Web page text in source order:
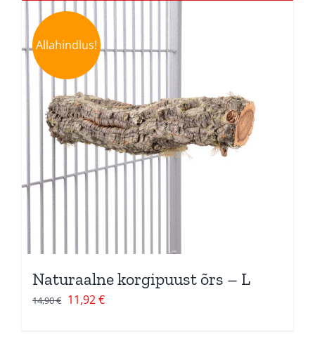
Allahindlus!
Naturaalne korgipuust õrs – L
14,90€ Algne
11,92€Current